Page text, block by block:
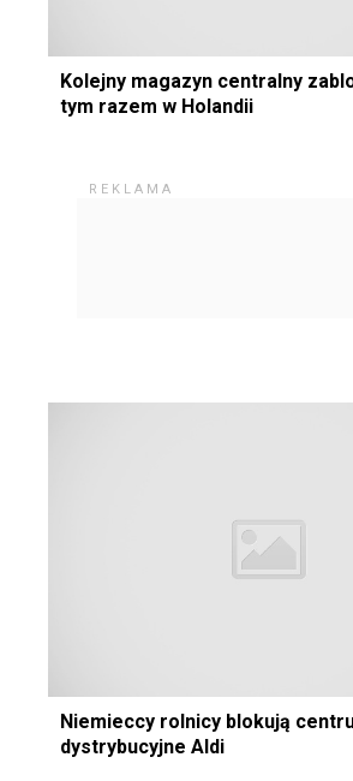
Kolejny magazyn centralny
tym razem w Holandii
Niemieccy rolnicy blokują
dystrybucyjne Aldi